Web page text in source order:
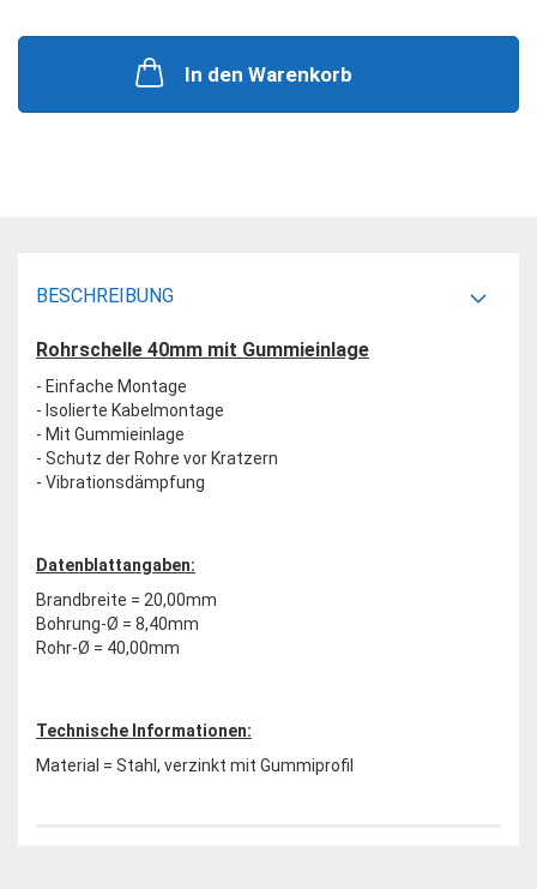
In den Warenkorb
BESCHREIBUNG
Rohrschelle 40mm mit Gummieinlage
- Einfache Montage
- Isolierte Kabelmontage
- Mit Gummieinlage
- Schutz der Rohre vor Kratzern
- Vibrationsdämpfung
Datenblattangaben:
Brandbreite = 20,00mm
Bohrung-Ø = 8,40mm
Rohr-Ø = 40,00mm
Technische Informationen:
Material = Stahl, verzinkt mit Gummiprofil